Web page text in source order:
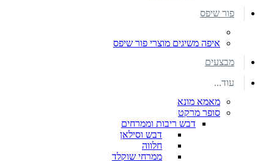
פור שיפס
איפה משיגים מוצרי פור שיפס
מבצעים
עוד...
מאמא מונא
סופר מרקט
דבש ריבות וממרחים
דבש וסילאן
חלווה
ממרחי שוקלד